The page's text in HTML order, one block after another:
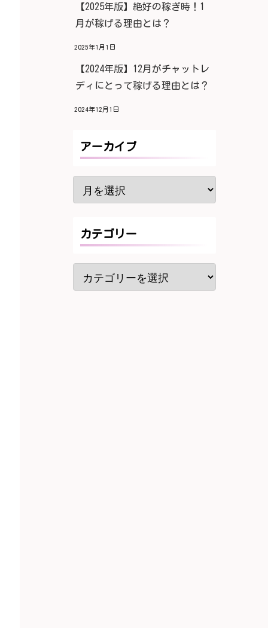
【2025年版】絶好の稼ぎ時！1
月が稼げる理由とは？
2025年1月1日
【2024年版】12月がチャットレ
ディにとって稼げる理由とは？
2024年12月1日
アーカイブ
カテゴリー